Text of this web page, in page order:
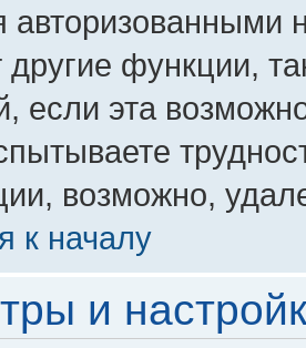
авторизованными
другие функции,
если эта
возможно,
к началу
и